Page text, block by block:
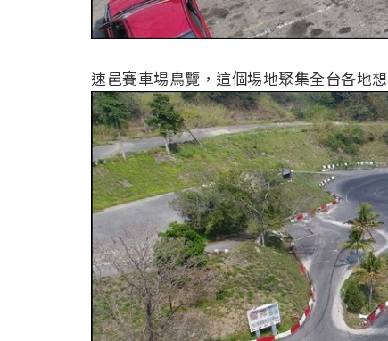
速邑賽車場鳥覽，這個場地聚集全台各地